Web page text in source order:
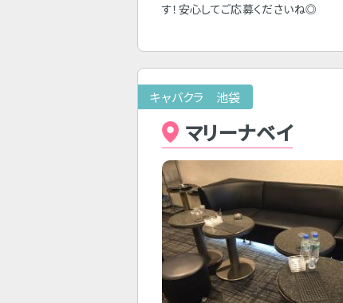
す！安心してご応募くださいね◎
キャバクラ 池袋
マリーナベイ